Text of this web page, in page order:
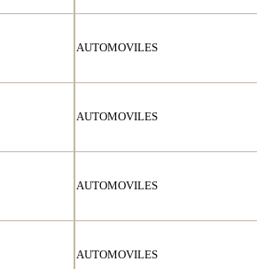
AUTOMOVILES
AUTOMOVILES
AUTOMOVILES
AUTOMOVILES